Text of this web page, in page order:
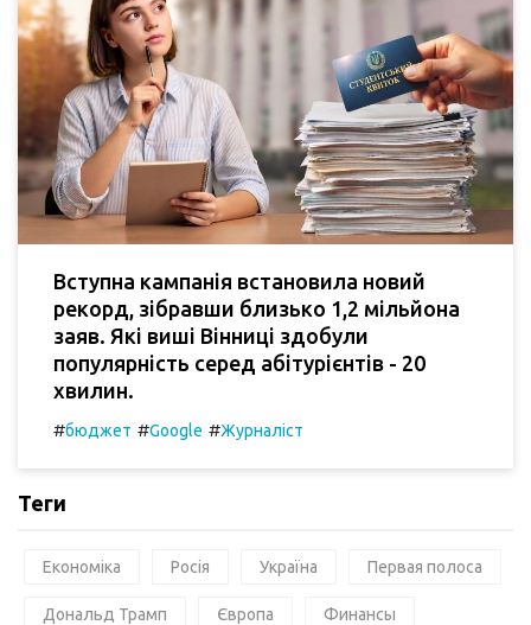
Вступна кампанія встановила новий
рекорд, зібравши близько 1,2 мільйона
заяв. Які виші Вінниці здобули
популярність серед абітурієнтів - 20
хвилин.
#бюджет #Google #Журналіст
Теги
Економіка Росія Україна Первая полоса
Дональд Трамп Європа Финансы